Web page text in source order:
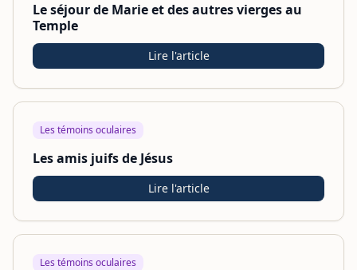
Le séjour de Marie et des autres vierges au
Temple
Lire l'article
Les témoins oculaires
Les amis juifs de Jésus
Lire l'article
Les témoins oculaires